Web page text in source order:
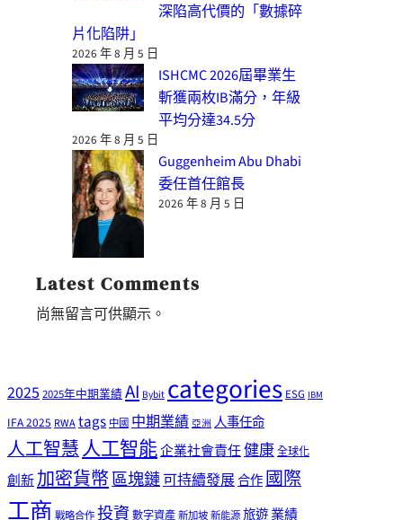
深陷高代價的「數據碎
片化陷阱」
2026 年 8 月 5 日
ISHCMC 2026屆畢業生
斬獲兩枚IB滿分，年級
平均分達34.5分
2026 年 8 月 5 日
Guggenheim Abu Dhabi
委任首任館長
2026 年 8 月 5 日
Latest Comments
尚無留言可供顯示。
20252025年中期業績AI Bybitcategories ESG IBM
IFA 2025 RWAtags 中國 中期業績 亞洲 人事任命
人工智慧人工智能企業社會責任健康全球化
創新加密貨幣區塊鏈可持續發展合作國際
工商 戰略合作投資數字資產新加坡新能源旅遊業績